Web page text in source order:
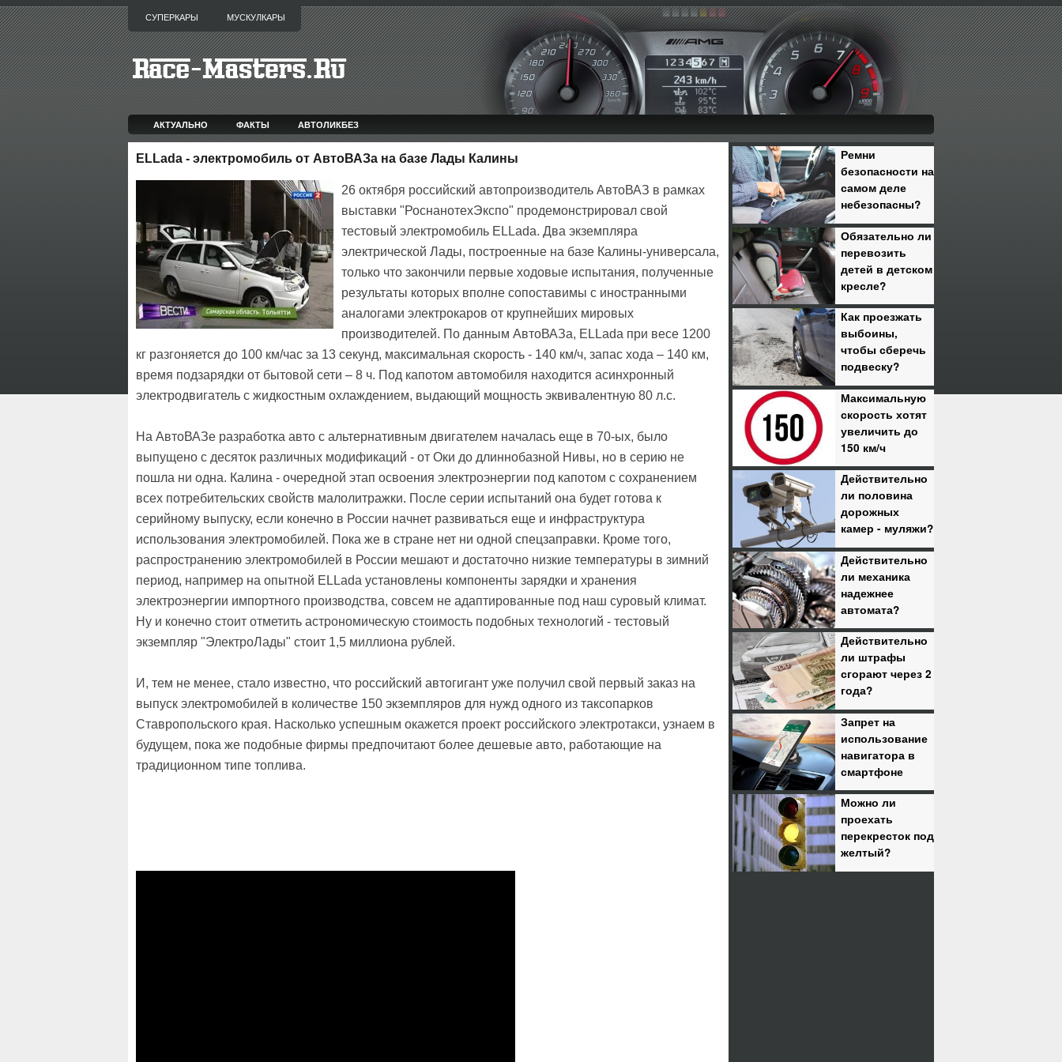
СУПЕРКАРЫ МУСКУЛКАРЫ
АКТУАЛЬНО ФАКТЫ АВТОЛИКБЕЗ
ELLada - электромобиль от АвтоВАЗа на базе Лады Калины
26 октября российский автопроизводитель АвтоВАЗ в рамках
выставки "РоснанотехЭкспо" продемонстрировал свой
тестовый электромобиль ELLada. Два экземпляра
электрической Лады, построенные на базе Калины-универсала,
только что закончили первые ходовые испытания, полученные
результаты которых вполне сопоставимы с иностранными
аналогами электрокаров от крупнейших мировых
производителей. По данным АвтоВАЗа, ELLada при весе 1200
кг разгоняется до 100 км/час за 13 секунд, максимальная скорость - 140 км/ч, запас хода – 140 км,
время подзарядки от бытовой сети – 8 ч. Под капотом автомобиля находится асинхронный
электродвигатель с жидкостным охлаждением, выдающий мощность эквивалентную 80 л.с.
На АвтоВАЗе разработка авто с альтернативным двигателем началась еще в 70-ых, было
выпущено с десяток различных модификаций - от Оки до длиннобазной Нивы, но в серию не
пошла ни одна. Калина - очередной этап освоения электроэнергии под капотом с сохранением
всех потребительских свойств малолитражки. После серии испытаний она будет готова к
серийному выпуску, если конечно в России начнет развиваться еще и инфраструктура
использования электромобилей. Пока же в стране нет ни одной спецзаправки. Кроме того,
распространению электромобилей в России мешают и достаточно низкие температуры в зимний
период, например на опытной ELLada установлены компоненты зарядки и хранения
электроэнергии импортного производства, совсем не адаптированные под наш суровый климат.
Ну и конечно стоит отметить астрономическую стоимость подобных технологий - тестовый
экземпляр "ЭлектроЛады" стоит 1,5 миллиона рублей.
И, тем не менее, стало известно, что российский автогигант уже получил свой первый заказ на
выпуск электромобилей в количестве 150 экземпляров для нужд одного из таксопарков
Ставропольского края. Насколько успешным окажется проект российского электротакси, узнаем в
будущем, пока же подобные фирмы предпочитают более дешевые авто, работающие на
традиционном типе топлива.
Ремни
безопасности на
самом деле
небезопасны?
Обязательно ли
перевозить
детей в детском
кресле?
Как проезжать
выбоины,
чтобы сберечь
подвеску?
Максимальную
скорость хотят
увеличить до
150 км/ч
Действительно
ли половина
дорожных
камер - муляжи?
Действительно
ли механика
надежнее
автомата?
Действительно
ли штрафы
сгорают через 2
года?
Запрет на
использование
навигатора в
смартфоне
Можно ли
проехать
перекресток под
желтый?